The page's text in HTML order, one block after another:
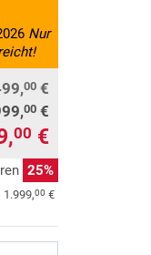
Nur
00 €
00 €
00 €
25%
1.999,00 €